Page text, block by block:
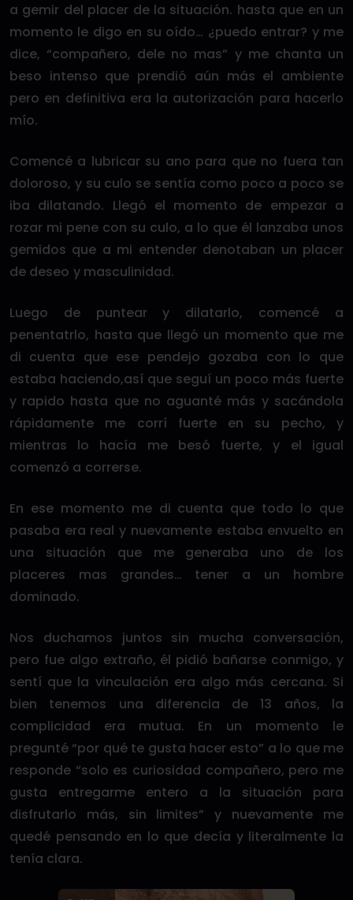
a gemir del placer de la situación. hasta que en un
momento le digo en su oído… ¿puedo entrar? y me
dice, “compañero, dele no mas” y me chanta un
beso intenso que prendió aún más el ambiente
pero en definitiva era la autorización para hacerlo
mío.
Comencé a lubricar su ano para que no fuera tan
doloroso, y su culo se sentía como poco a poco se
iba dilatando. Llegó el momento de empezar a
rozar mi pene con su culo, a lo que él lanzaba unos
gemidos que a mi entender denotaban un placer
de deseo y masculinidad.
Luego de puntear y dilatarlo, comencé a
penentatrlo, hasta que llegó un momento que me
di cuenta que ese pendejo gozaba con lo que
estaba haciendo,así que seguí un poco más fuerte
y rapido hasta que no aguanté más y sacándola
rápidamente me corrí fuerte en su pecho, y
mientras lo hacía me besó fuerte, y el igual
comenzó a correrse.
En ese momento me di cuenta que todo lo que
pasaba era real y nuevamente estaba envuelto en
una situación que me generaba uno de los
placeres mas grandes… tener a un hombre
dominado.
Nos duchamos juntos sin mucha conversación,
pero fue algo extraño, él pidió bañarse conmigo, y
sentí que la vinculación era algo más cercana. Si
bien tenemos una diferencia de 13 años, la
complicidad era mutua. En un momento le
pregunté “por qué te gusta hacer esto” a lo que me
responde “solo es curiosidad compañero, pero me
gusta entregarme entero a la situación para
disfrutarlo más, sin limites” y nuevamente me
quedé pensando en lo que decía y literalmente la
tenía clara.